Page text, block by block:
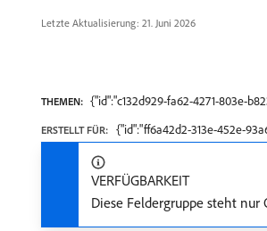
Letzte Aktualisierung: 21. Juni 2026
THEMEN: {"id":"c132d929-fa62-4271-803e-
ERSTELLT FÜR: {"id":"ff6a42d2-313e-452e-
VERFÜGBARKEIT
Diese Feldergruppe steht nur